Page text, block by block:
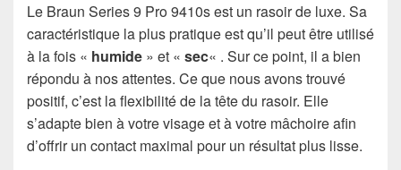
Le Braun Series 9 Pro 9410s est un rasoir de luxe. Sa
caractéristique la plus pratique est qu’il peut être utilisé
à la fois « humide » et « sec« . Sur ce point, il a bien
répondu à nos attentes. Ce que nous avons trouvé
positif, c’est la flexibilité de la tête du rasoir. Elle
s’adapte bien à votre visage et à votre mâchoire afin
d’offrir un contact maximal pour un résultat plus lisse.